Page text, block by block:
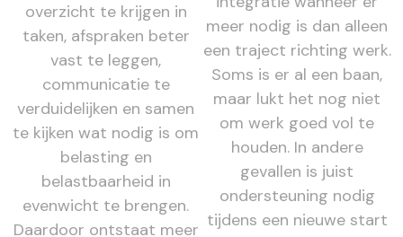
overzicht te krijgen in
taken, afspraken beter
vast te leggen,
communicatie te
verduidelijken en samen
te kijken wat nodig is om
belasting en
belastbaarheid in
evenwicht te brengen.
Daardoor ontstaat meer
meer nodig is dan alleen
een traject richting werk.
Soms is er al een baan,
maar lukt het nog niet
om werk goed vol te
houden. In andere
gevallen is juist
ondersteuning nodig
tijdens een nieuwe start